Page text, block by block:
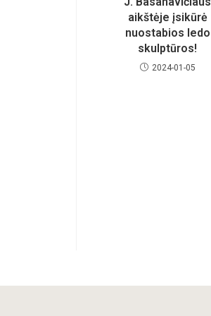
aikštėje įsikūrė
nuostabios ledo
skulptūros!
2024-01-05